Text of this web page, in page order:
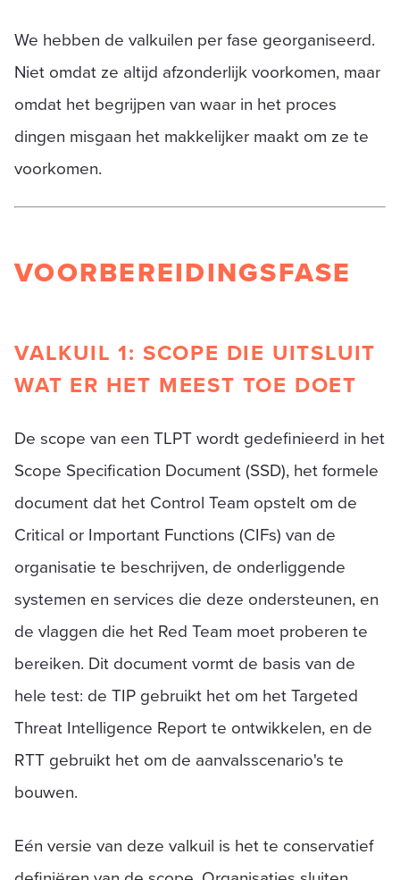
We hebben de valkuilen per fase georganiseerd.
Niet omdat ze altijd afzonderlijk voorkomen, maar
omdat het begrijpen van waar in het proces
dingen misgaan het makkelijker maakt om ze te
voorkomen.
VOORBEREIDINGSFASE
VALKUIL 1: SCOPE DIE UITSLUIT
WAT ER HET MEEST TOE DOET
De scope van een TLPT wordt gedefinieerd in het
Scope Specification Document (SSD), het formele
document dat het Control Team opstelt om de
Critical or Important Functions (CIFs) van de
organisatie te beschrijven, de onderliggende
systemen en services die deze ondersteunen, en
de vlaggen die het Red Team moet proberen te
bereiken. Dit document vormt de basis van de
hele test: de TIP gebruikt het om het Targeted
Threat Intelligence Report te ontwikkelen, en de
RTT gebruikt het om de aanvalsscenario's te
bouwen.
Eén versie van deze valkuil is het te conservatief